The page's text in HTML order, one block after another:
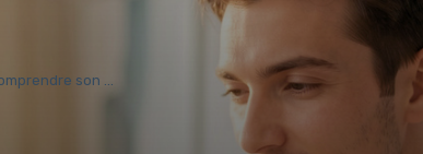
son ...